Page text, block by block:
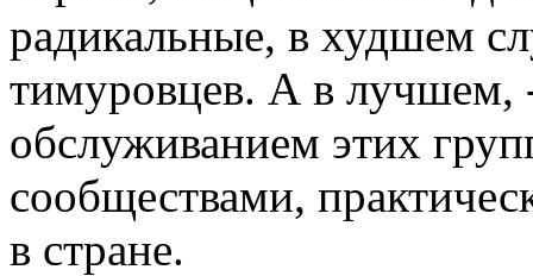
радикальные, в худшем
тимуровцев. А в лучшем,
обслуживанием этих
сообществами,
в стране.